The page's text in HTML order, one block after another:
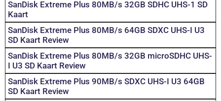
SanDisk Extreme Plus 80MB/s 32GB SDHC UHS-1 SD
Kaart
SanDisk Extreme Plus 80MB/s 64GB SDXC UHS-I U3
SD Kaart Review
SanDisk Extreme Plus 80MB/s 32GB microSDHC UHS-
I U3 SD Kaart Review
SanDisk Extreme Plus 90MB/s SDXC UHS-I U3 64GB
SD Kaart Review